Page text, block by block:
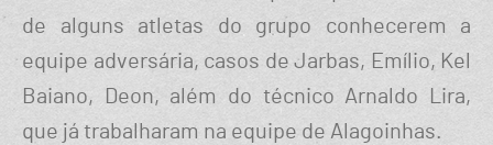
de alguns atletas do grupo conhecerem a
equipe adversária, casos de Jarbas, Emílio, Kel
Baiano, Deon, além do técnico Arnaldo Lira,
que já trabalharam na equipe de Alagoinhas.